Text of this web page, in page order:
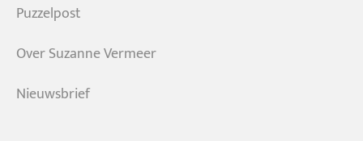
Puzzelpost
Over Suzanne Vermeer
Nieuwsbrief